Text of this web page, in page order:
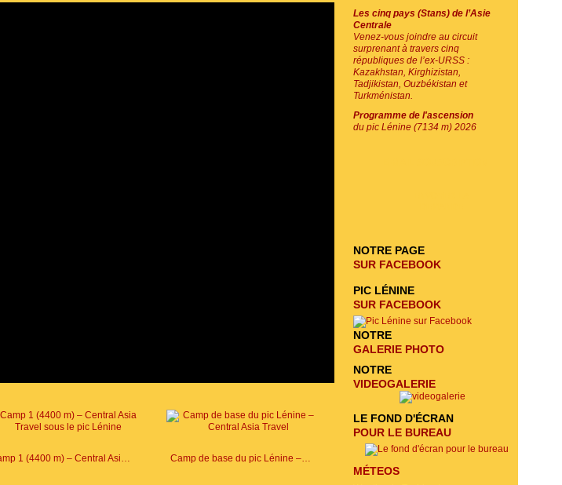
Camp 1 (4400 m) – Central Asia Travel sous le pic Lénine Camp de base du pic Lénine – Central Asia Travel
Les cinq pays (Stans) de l’Asie
Centrale
Venez-vous joindre au circuit
surprenant à travers cinq
républiques de l’ex-URSS :
Kazakhstan, Kirghizistan,
Tadjikistan, Ouzbékistan et
Turkménistan.
Programme de l'ascension
du pic Lénine (7134 m) 2026
NOTRE PAGE
SUR FACEBOOK
PIC LÉNINE
SUR FACEBOOK
NOTRE
GALERIE PHOTO
NOTRE
VIDEOGALERIE
LE FOND D'ÉCRAN
POUR LE BUREAU
MÉTEOS